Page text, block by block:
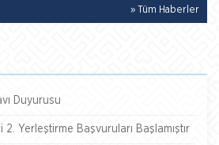
» Tüm Haberler
Duyurusu
2. Yerleştirme Başvuruları Başlamıştır